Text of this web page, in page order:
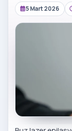
5 Mart 2026